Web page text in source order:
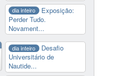
dia inteiro
Exposição:
Perder Tudo.
Novament...
dia inteiro
Desafio
Universitário de
Nautide...